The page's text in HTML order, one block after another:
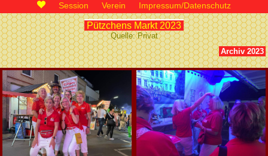
Session Verein Impressum/Datenschutz
Pützchens Markt 2023
Quelle: Privat
Archiv 2023